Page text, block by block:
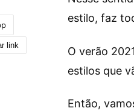
link
estilo, faz
O verão
estilos que
Então,